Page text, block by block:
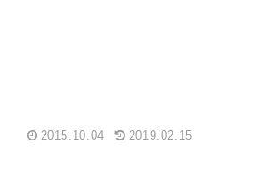
2015.10.04 2019.02.15